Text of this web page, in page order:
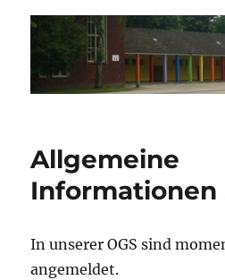
Allgemeine
Informationen
In unserer OGS sind
angemeldet.